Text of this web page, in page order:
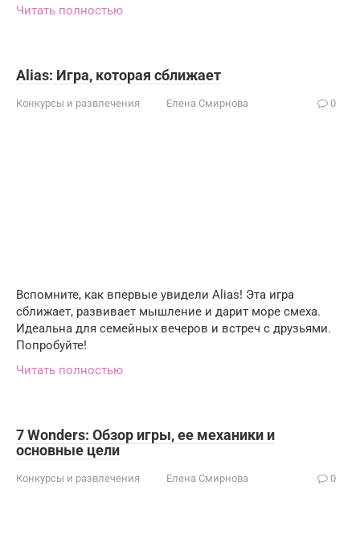
Читать полностью
Alias: Игра, которая сближает
Конкурсы и развлечения Елена Смирнова 0
Вспомните, как впервые увидели Alias! Эта игра
сближает, развивает мышление и дарит море смеха.
Идеальна для семейных вечеров и встреч с друзьями.
Попробуйте!
Читать полностью
7 Wonders: Обзор игры, ее механики и
основные цели
Конкурсы и развлечения Елена Смирнова 0